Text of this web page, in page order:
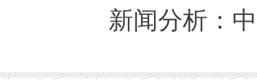
新闻分析：